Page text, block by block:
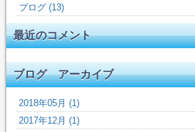
ブログ (13)
最近のコメント
ブログ アーカイブ
2018年05月 (1)
2017年12月 (1)